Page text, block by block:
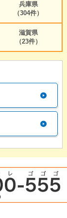
兵庫県
（304件）
滋賀県
（23件）